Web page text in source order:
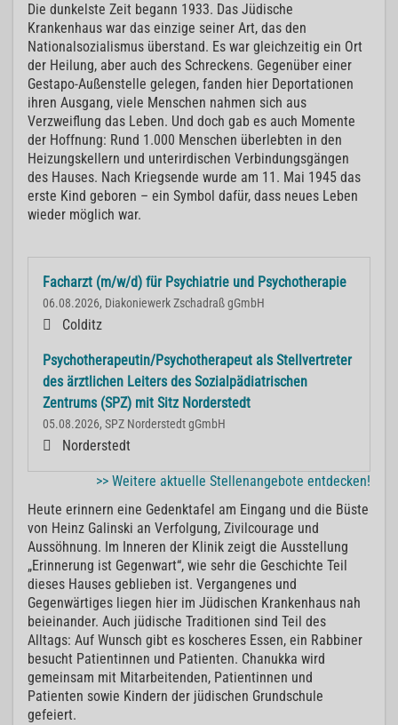
Die dunkelste Zeit begann 1933. Das Jüdische
Krankenhaus war das einzige seiner Art, das den
Nationalsozialismus überstand. Es war gleichzeitig ein Ort
der Heilung, aber auch des Schreckens. Gegenüber einer
Gestapo-Außenstelle gelegen, fanden hier Deportationen
ihren Ausgang, viele Menschen nahmen sich aus
Verzweiflung das Leben. Und doch gab es auch Momente
der Hoffnung: Rund 1.000 Menschen überlebten in den
Heizungskellern und unterirdischen Verbindungsgängen
des Hauses. Nach Kriegsende wurde am 11. Mai 1945 das
erste Kind geboren – ein Symbol dafür, dass neues Leben
wieder möglich war.
Facharzt (m/w/d) für Psychiatrie und Psychotherapie
06.08.2026, Diakoniewerk Zschadraß gGmbH
Colditz
Psychotherapeutin/Psychotherapeut als Stellvertreter
des ärztlichen Leiters des Sozialpädiatrischen
Zentrums (SPZ) mit Sitz Norderstedt
05.08.2026, SPZ Norderstedt gGmbH
Norderstedt
>> Weitere aktuelle Stellenangebote entdecken!
Heute erinnern eine Gedenktafel am Eingang und die Büste
von Heinz Galinski an Verfolgung, Zivilcourage und
Aussöhnung. Im Inneren der Klinik zeigt die Ausstellung
„Erinnerung ist Gegenwart“, wie sehr die Geschichte Teil
dieses Hauses geblieben ist. Vergangenes und
Gegenwärtiges liegen hier im Jüdischen Krankenhaus nah
beieinander. Auch jüdische Traditionen sind Teil des
Alltags: Auf Wunsch gibt es koscheres Essen, ein Rabbiner
besucht Patientinnen und Patienten. Chanukka wird
gemeinsam mit Mitarbeitenden, Patientinnen und
Patienten sowie Kindern der jüdischen Grundschule
gefeiert.